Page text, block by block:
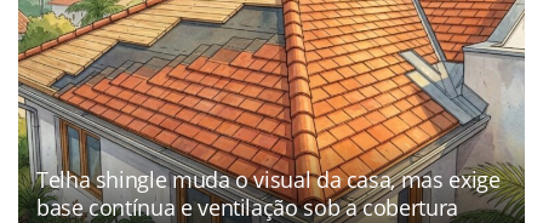
Telha shingle muda o visual da casa, mas exige
base contínua e ventilação sob a cobertura